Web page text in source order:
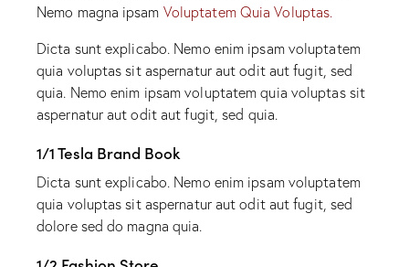
Nemo magna ipsam Voluptatem Quia Voluptas.
Dicta sunt explicabo. Nemo enim ipsam voluptatem
quia voluptas sit aspernatur aut odit aut fugit, sed
quia. Nemo enim ipsam voluptatem quia voluptas sit
aspernatur aut odit aut fugit, sed quia.
1/1 Tesla Brand Book
Dicta sunt explicabo. Nemo enim ipsam voluptatem
quia voluptas sit aspernatur aut odit aut fugit, sed
dolore sed do magna quia.